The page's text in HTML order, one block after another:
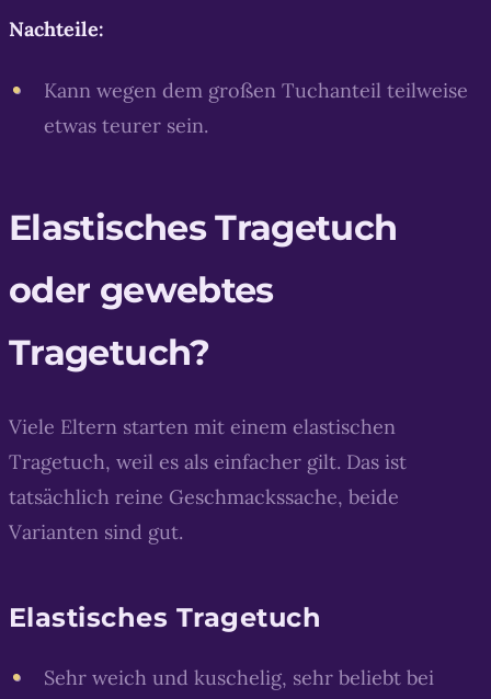
Nachteile:
Kann wegen dem großen Tuchanteil teilweise
etwas teurer sein.
Elastisches Tragetuch
oder gewebtes
Tragetuch?
Viele Eltern starten mit einem elastischen
Tragetuch, weil es als einfacher gilt. Das ist
tatsächlich reine Geschmackssache, beide
Varianten sind gut.
Elastisches Tragetuch
Sehr weich und kuschelig, sehr beliebt bei